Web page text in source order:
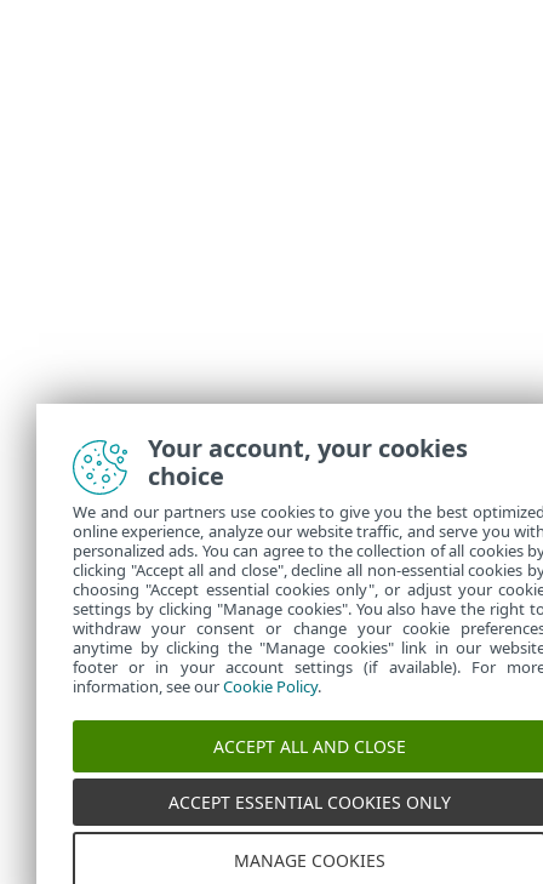
Your account, your cookies
choice
We and our partners use cookies to give you the best
online experience, analyze our website traffic, and serve you
personalized ads. You can agree to the collection of all cookies
clicking "Accept all and close", decline all non-essential cookies
choosing "Accept essential cookies only", or adjust your
settings by clicking "Manage cookies". You also have the right
withdraw your consent or change your cookie
anytime by clicking the "Manage cookies" link in our
footer or in your account settings (if available). For
information, see ourCookie Policy.
ACCEPT ALL AND CLOSE
ACCEPT ESSENTIAL COOKIES ONLY
MANAGE COOKIES